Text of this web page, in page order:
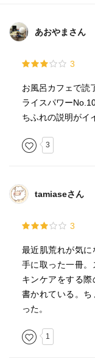
あおやまさん
3
お風呂カフェで読
ライスパワー
ちふれの説明がイ
3
tamiaseさん
3
最近肌荒れが気に
手に取った一冊
キンケアをする際
書かれている。
った。
1